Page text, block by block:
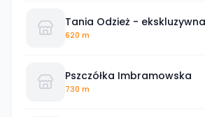
Tania Odzież -
najlepszych marek
620 m
Pszczółka Imbramowska
730 m